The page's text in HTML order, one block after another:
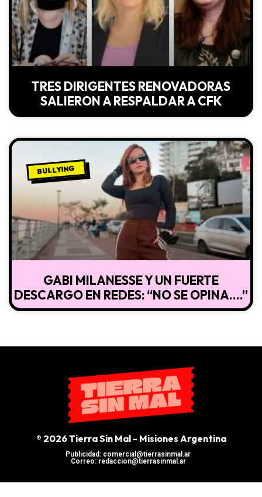
TRES DIRIGENTES RENOVADORAS
SALIERON A RESPALDAR A CFK
BULLYING
GABI MILANESSE Y UN FUERTE
DESCARGO EN REDES: “NO SE OPINA….”
® 2026 Tierra Sin Mal - Misiones Argentina
Publicidad: comercial@tierrasinmal.ar
Correo: redaccion@tierrasinmal.ar